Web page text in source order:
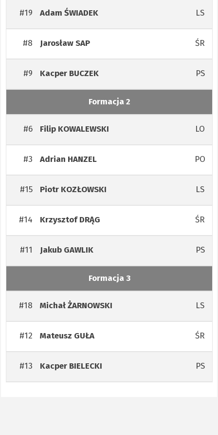
#19 Adam ŚWIADEK LS
#8 JarosławSAP ŚR
#9 Kacper BUCZEK PS
Formacja 2
#6 Filip KOWALEWSKI LO
#3 Adrian HANZEL PO
#15 Piotr KOZŁOWSKI LS
#14 KrzysztofDRĄG ŚR
#11 Jakub GAWLIK PS
Formacja 3
#18 MichałŻARNOWSKI LS
#12 Mateusz GUŁA ŚR
#13 Kacper BIELECKI PS